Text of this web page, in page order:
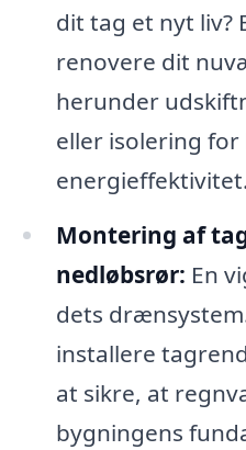
dit tag et nyt liv?
renovere dit
herunder
eller isolering for
energieffektivitet.
Montering af
nedløbsrør: En
dets
installere
at sikre, at
bygningens